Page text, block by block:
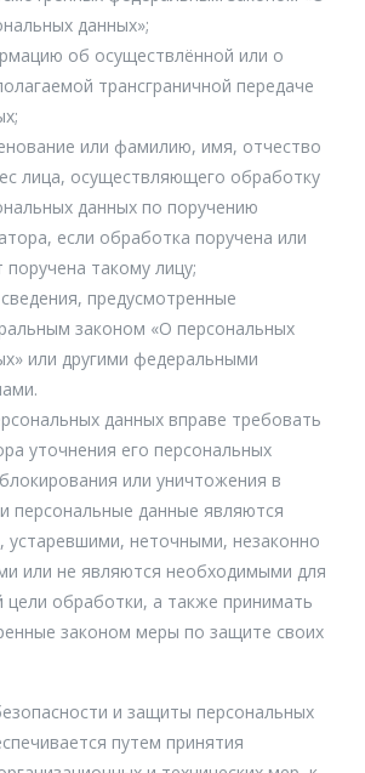
данных»;
об осуществлённой или о
трансграничной передаче
или фамилию, имя, отчество
лица, осуществляющего обработку
данных по поручению
если обработка поручена или
поручена такому лицу;
предусмотренные
законом «О персональных
или другими федеральными
данных вправе требовать
уточнения его персональных
или уничтожения в
персональные данные являются
устаревшими, неточными, незаконно
или не являются необходимыми для
цели обработки, а также принимать
законом меры по защите своих
и защиты персональных
путем принятия